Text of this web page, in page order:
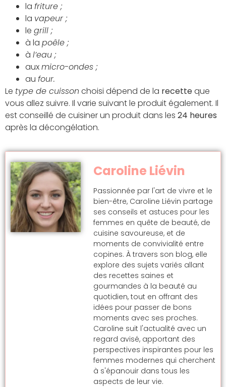
la friture ;
la vapeur ;
le grill ;
à la poêle ;
à l’eau ;
auxmicro-ondes ;
au four.
Le type de cuisson choisi dépend de la recetteque
vous allez suivre. Il varie suivant le produit également. Il
est conseillé de cuisiner un produit dans les 24 heures
après la décongélation.
Caroline Liévin
Passionnée par l'art de vivre et le
bien-être, Caroline Liévin partage
ses conseils et astuces pour les
femmes en quête de beauté, de
cuisine savoureuse, et de
moments de convivialité entre
copines. À travers son blog, elle
explore des sujets variés allant
des recettes saines et
gourmandes à la beauté au
quotidien, tout en offrant des
idées pour passer de bons
moments avec ses proches.
Caroline suit l'actualité avec un
regard avisé, apportant des
perspectives inspirantes pour les
femmes modernes qui cherchent
à s'épanouir dans tous les
aspects de leur vie.